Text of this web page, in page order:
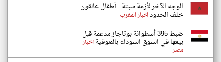
الوجه الآخر لأزمة سبتة.. أطفال عالقون
خلف الحدوداخبار المغرب
ضبط 395 أسطوانة بوتاجاز مدعمة قبل
بيعها في السوق السوداء بالمنوفيةاخبار
مصر